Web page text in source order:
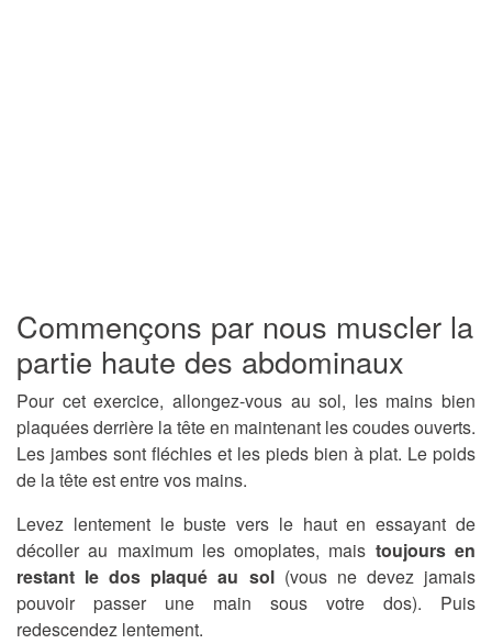
Commençons par nous muscler la
partie haute des abdominaux
Pour cet exercice, allongez-vous au sol, les mains bien
plaquées derrière la tête en maintenant les coudes ouverts.
Les jambes sont fléchies et les pieds bien à plat. Le poids
de la tête est entre vos mains.
Levez lentement le buste vers le haut en essayant de
décoller au maximum les omoplates, mais toujours en
restant le dos plaqué au sol(vous ne devez jamais
pouvoir passer une main sous votre dos). Puis
redescendez lentement.